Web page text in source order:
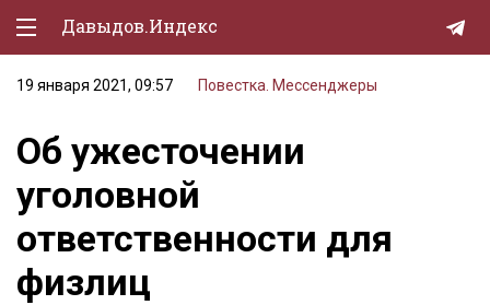
Давыдов.Индекс
Политическая жизнь
Экономика
Природа
Образование
Спорт
19 января 2021, 09:57 Повестка. Мессенджеры
Об ужесточении
уголовной
ответственности для
физлиц